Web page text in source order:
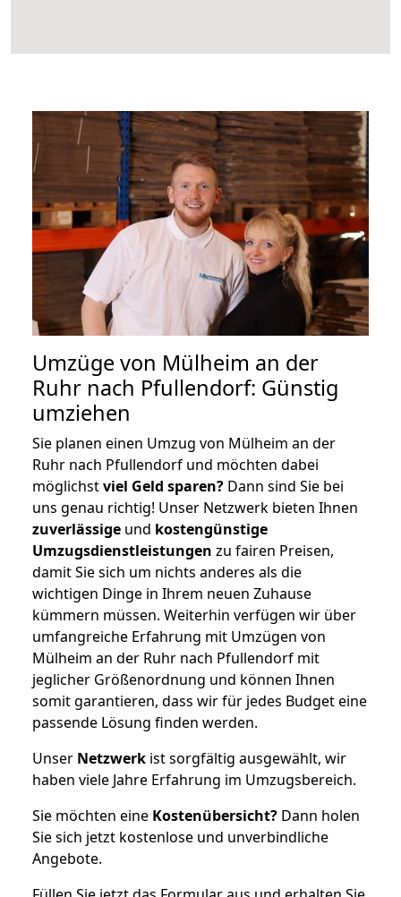
Umzüge von Mülheim an der
Ruhr nach Pfullendorf: Günstig
umziehen
Sie planen einen Umzug von Mülheim an der
Ruhr nach Pfullendorf und möchten dabei
möglichstviel Geld sparen? Dann sind Sie bei
uns genau richtig! Unser Netzwerk bieten Ihnen
zuverlässige und kostengünstige
Umzugsdienstleistungen zu fairen Preisen,
damit Sie sich um nichts anderes als die
wichtigen Dinge in Ihrem neuen Zuhause
kümmern müssen. Weiterhin verfügen wir über
umfangreiche Erfahrung mit Umzügen von
Mülheim an der Ruhr nach Pfullendorf mit
jeglicher Größenordnung und können Ihnen
somit garantieren, dass wir für jedes Budget eine
passende Lösung finden werden.
Unser Netzwerk ist sorgfältig ausgewählt, wir
haben viele Jahre Erfahrung im Umzugsbereich.
Sie möchten eine Kostenübersicht? Dann holen
Sie sich jetzt kostenlose und unverbindliche
Angebote.